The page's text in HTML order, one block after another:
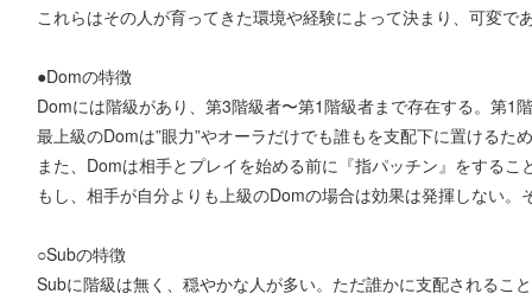
これらはその人が育ってきた環境や経験によって決まり、可変で
●Domの特徴
Domには階級があり、第3階級者〜第1階級者まで存在する。第
最上級のDomは”眼力”やオーラだけでも誰もを支配下に置けるた
また、Domは相手とプレイを始める前に『指パッチン』をする
もし、相手が自分よりも上級のDomの場合は効果は発揮しない
○Subの特徴
Subに階級は無く、穏やかな人が多い。ただ誰かに支配されるこ